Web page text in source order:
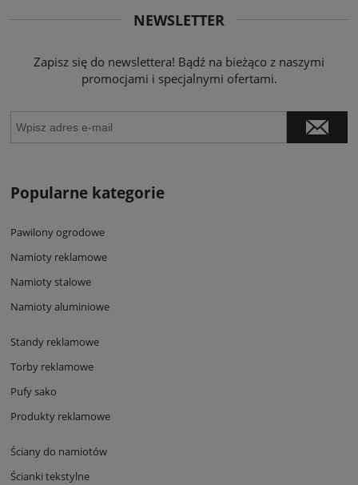
NEWSLETTER
Zapisz się do newslettera! Bądź na bieżąco z naszymi
promocjami i specjalnymi ofertami.
Popularne kategorie
Pawilony ogrodowe
Namioty reklamowe
Namioty stalowe
Namioty aluminiowe
Standy reklamowe
Torby reklamowe
Pufy sako
Produkty reklamowe
Ściany do namiotów
Ścianki tekstylne